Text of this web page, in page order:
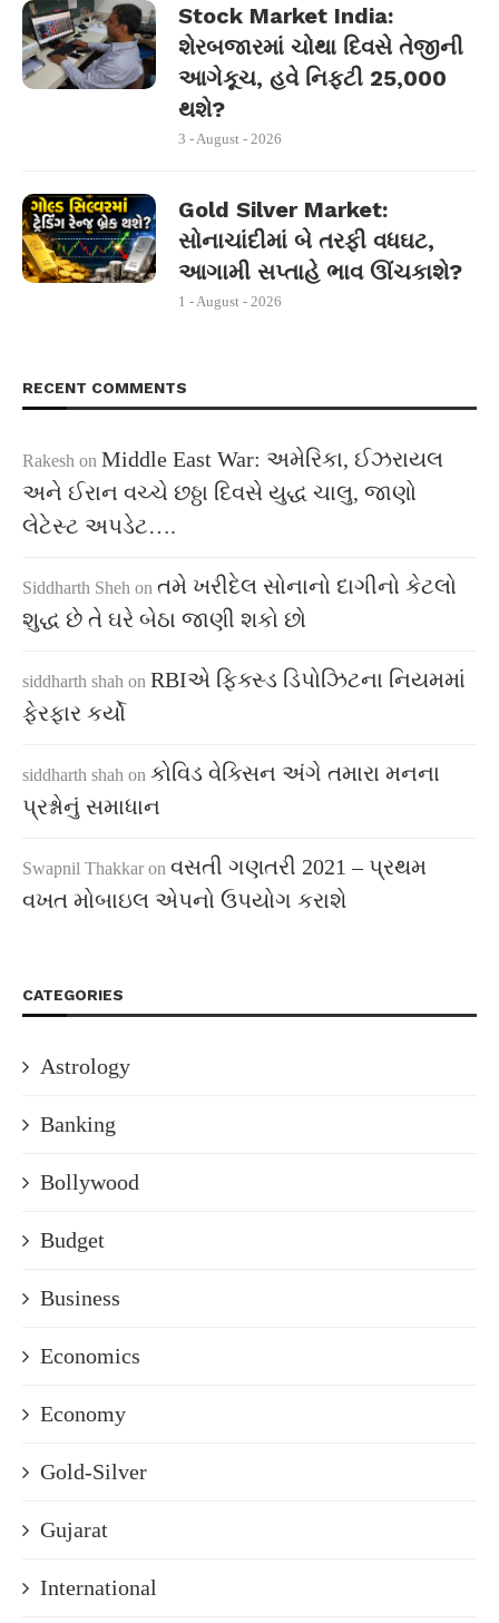
Stock Market India:
શેરબજારમાં ચોથા દિવસે તેજીની
આગેકૂચ, હવે નિફ્ટી 25,000
થશે?
3 - August - 2026
Gold Silver Market:
સોનાચાંદીમાં બે તરફી વધઘટ,
આગામી સપ્તાહે ભાવ ઊંચકાશે?
1 - August - 2026
RECENT COMMENTS
Rakesh on Middle East War: અમેરિકા, ઈઝરાયલ
અને ઈરાન વચ્ચે છઠ્ઠા દિવસે યુદ્ધ ચાલુ, જાણો
લેટેસ્ટ અપડેટ….
Siddharth Sheh on તમે ખરીદેલ સોનાનો દાગીનો કેટલો
શુદ્ધ છે તે ઘરે બેઠા જાણી શકો છો
siddharth shah on RBIએ ફિક્સ્ડ ડિપોઝિટના નિયમમાં
ફેરફાર કર્યો
siddharth shah on કોવિડ વેક્સિન અંગે તમારા મનના
પ્રશ્નોનું સમાધાન
Swapnil Thakkar on વસતી ગણતરી 2021 – પ્રથમ
વખત મોબાઇલ એપનો ઉપયોગ કરાશે
CATEGORIES
Astrology
Banking
Bollywood
Budget
Business
Economics
Economy
Gold-Silver
Gujarat
International